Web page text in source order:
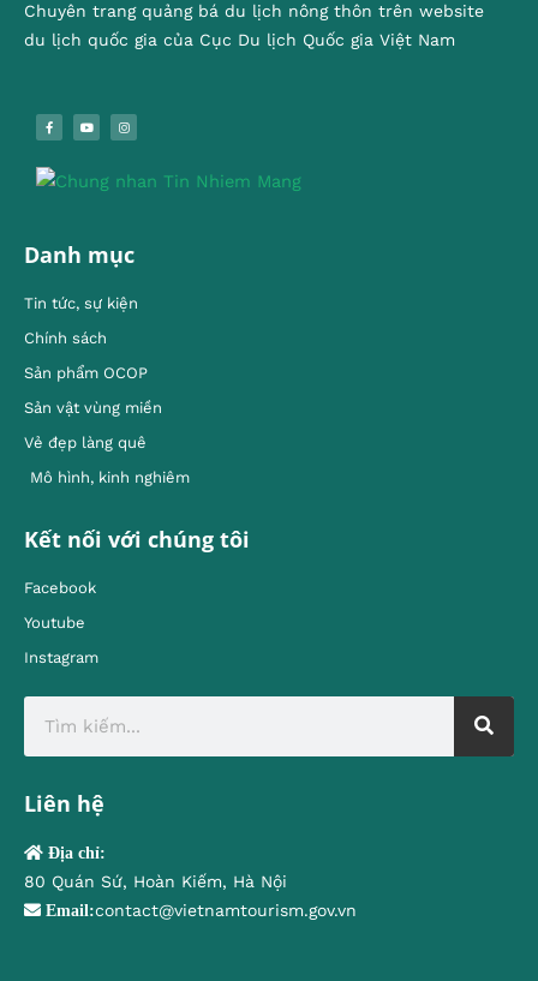
Chuyên trang quảng bá du lịch nông thôn trên website
du lịch quốc gia của Cục Du lịch Quốc gia Việt Nam
Danh mục
Tin tức, sự kiện
Chính sách
Sản phẩm OCOP
Sản vật vùng miền
Vẻ đẹp làng quê
Mô hình, kinh nghiêm
Kết nối với chúng tôi
Facebook
Youtube
Instagram
Liên hệ
Địa chỉ:
80 Quán Sứ, Hoàn Kiếm, Hà Nội
Email:contact@vietnamtourism.gov.vn